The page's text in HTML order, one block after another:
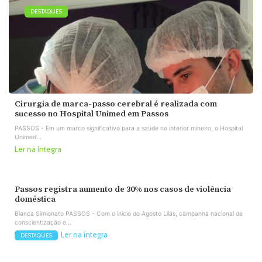
DESTAQUES
Cirurgia de marca-passo cerebral é realizada com
sucesso no Hospital Unimed em Passos
PASSOS - Em um marco significativo para a saúde no interior mineiro, o Hospital
Unimed...
Ler na íntegra
Passos registra aumento de 30% nos casos de violência
doméstica
Bianca Simionato PASSOS - Com o início do Agosto Lilás, campanha nacional de
conscientização e...
DESTAQUES Ler na íntegra